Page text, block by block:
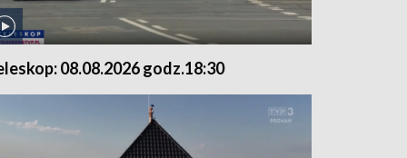
08.08.2026 godz.18:30